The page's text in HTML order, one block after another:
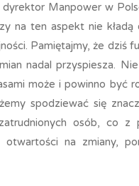
Manpower w
na ten aspekt nie kładą
Pamiętajmy, że dziś
nadal przyspiesza.
może i powinno być
spodziewać się
osób, co z
otwartości na zmiany,